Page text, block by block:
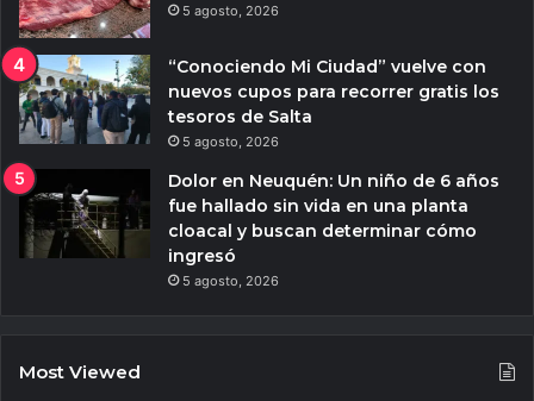
5 agosto, 2026
“Conociendo Mi Ciudad” vuelve con
nuevos cupos para recorrer gratis los
tesoros de Salta
5 agosto, 2026
Dolor en Neuquén: Un niño de 6 años
fue hallado sin vida en una planta
cloacal y buscan determinar cómo
ingresó
5 agosto, 2026
Most Viewed